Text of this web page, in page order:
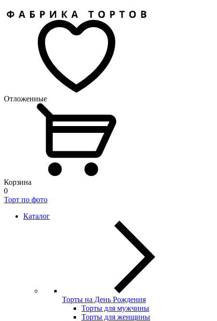
Отложенные
Корзина
0
Торт по фото
Каталог
Торты на День Рождения
Торты для мужчины
Торты для женщины